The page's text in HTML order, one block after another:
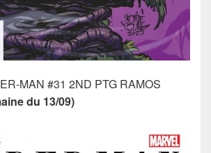
MAN #31 2ND PTG RAMOS
du 13/09)